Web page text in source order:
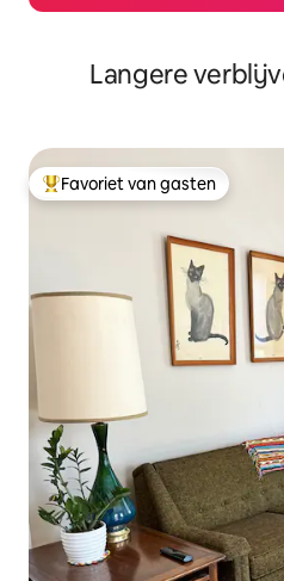
Langere
Topfavoriet van gasten
Favoriet van gasten